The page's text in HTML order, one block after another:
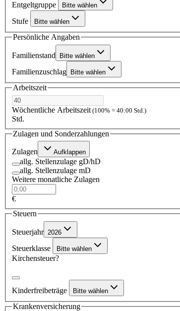
Entgeltgruppe Bitte wählen
Stufe Bitte wählen
Persönliche Angaben
Familienstand Bitte wählen
Familienzuschlag Bitte wählen
Arbeitszeit
Wöchentliche Arbeitszeit (100% = 40:00 Std.)
Std.
Zulagen und Sonderzahlungen
Zulagen Aufklappen
allg. Stellenzulage gD/hD
allg. Stellenzulage mD
Weitere monatliche Zulagen
€
Steuern
Steuerjahr 2026
Steuerklasse Bitte wählen
Kirchensteuer?
Kinderfreibeträge Bitte wählen
Krankenversicherung